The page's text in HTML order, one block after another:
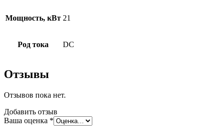
Мощность, кВт 21
Род тока DC
Отзывы
Отзывов пока нет.
Добавить отзыв
Ваша оценка *